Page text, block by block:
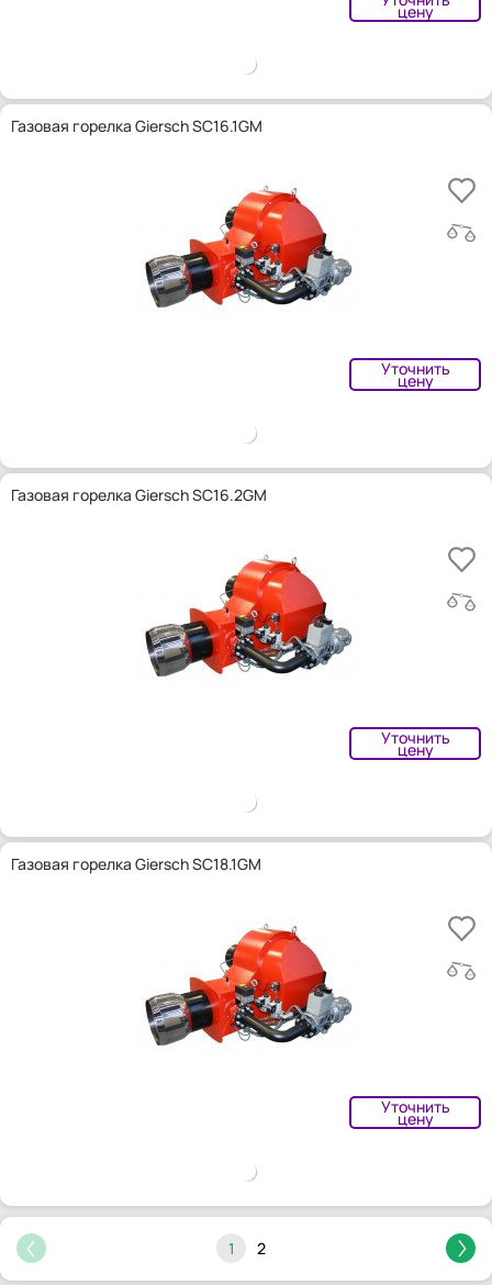
цену
Газовая горелка Giersch SC16.1GM
Уточнить
цену
Газовая горелка Giersch SC16.2GM
Уточнить
цену
Газовая горелка Giersch SC18.1GM
Уточнить
цену
1 2